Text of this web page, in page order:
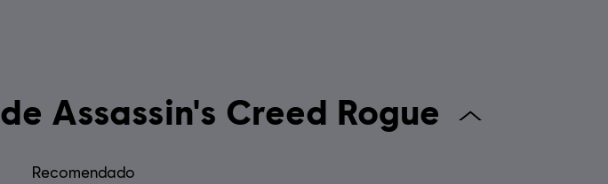
Requerimientos del sistema de Assassin's Creed Rogue
Recomendado